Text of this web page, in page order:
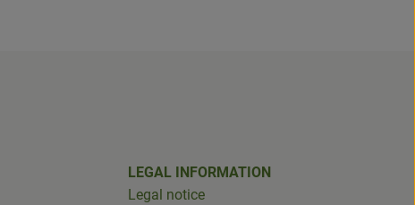
LEGAL INFORMATION
Legal notice